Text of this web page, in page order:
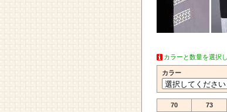
カラーと数量を選択
カラー
70 73